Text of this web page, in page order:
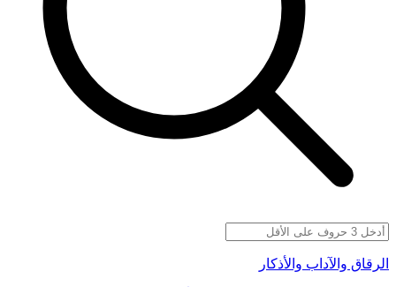
الرقاق والآداب والأذكار